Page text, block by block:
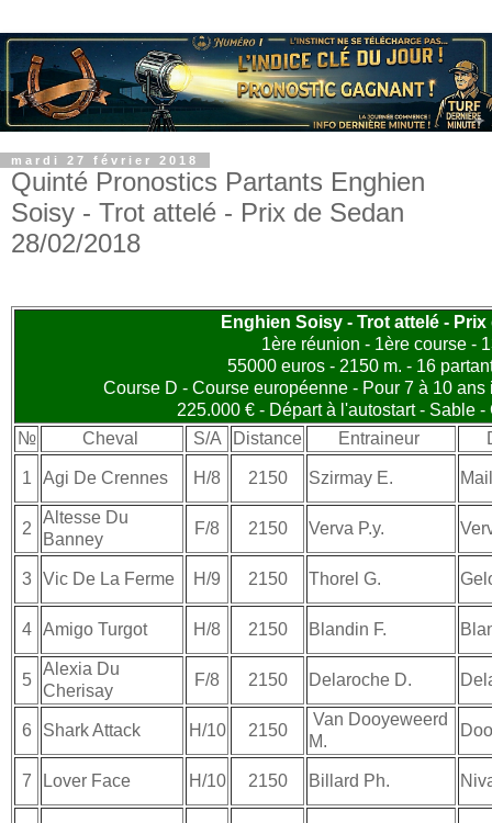
mardi 27 février 2018
Quinté Pronostics Partants Enghien
Soisy - Trot attelé - Prix de Sedan
28/02/2018
Enghien Soisy - Trot attelé - Prix
1ère réunion - 1ère course -
55000 euros - 2150 m. - 16
Course D - Course européenne - Pour 7 à 10
225.000 € - Départ à l'autostart - Sable
№
Cheval S/A Distance Entraineur
1 Agi De Crennes H/8 2150 Szirmay E.
2
Altesse Du
Banney
F/8 2150 Verva P.y.
3 Vic De La Ferme H/9 2150 Thorel G.
4 Amigo Turgot H/8 2150 Blandin F.
5
Alexia Du
Cherisay
F/8 2150 Delaroche D.
6 Shark Attack H/10 2150
Van Dooyeweerd
M.
7 Lover Face H/10 2150 Billard Ph.